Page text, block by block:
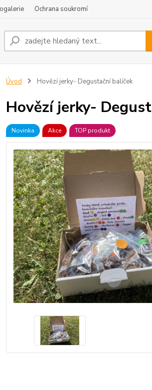
Ochrana soukromí
Úvod Hovězí jerky- Degustační balíček
Hovězí jerky-
Novinka Akce TOP produkt